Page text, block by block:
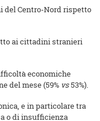
del Centro-Nord rispetto
ai cittadini stranieri
economiche
del mese (59% vs53%).
e in particolare tra
o di insufficienza